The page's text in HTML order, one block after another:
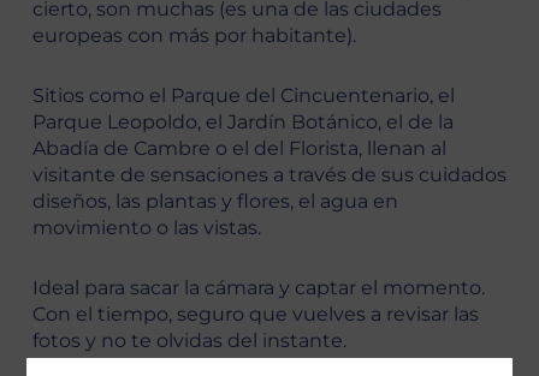
cierto, son muchas (es una de las ciudades
europeas con más por habitante).
Sitios como el Parque del Cincuentenario, el
Parque Leopoldo, el Jardín Botánico, el de la
Abadía de Cambre o el del Florista, llenan al
visitante de sensaciones a través de sus cuidados
diseños, las plantas y flores, el agua en
movimiento o las vistas.
Ideal para sacar la cámara y captar el momento.
Con el tiempo, seguro que vuelves a revisar las
fotos y no te olvidas del instante.